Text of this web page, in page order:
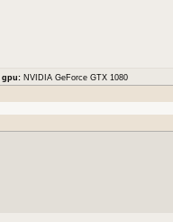
gpu: NVIDIA GeForce GTX 1080